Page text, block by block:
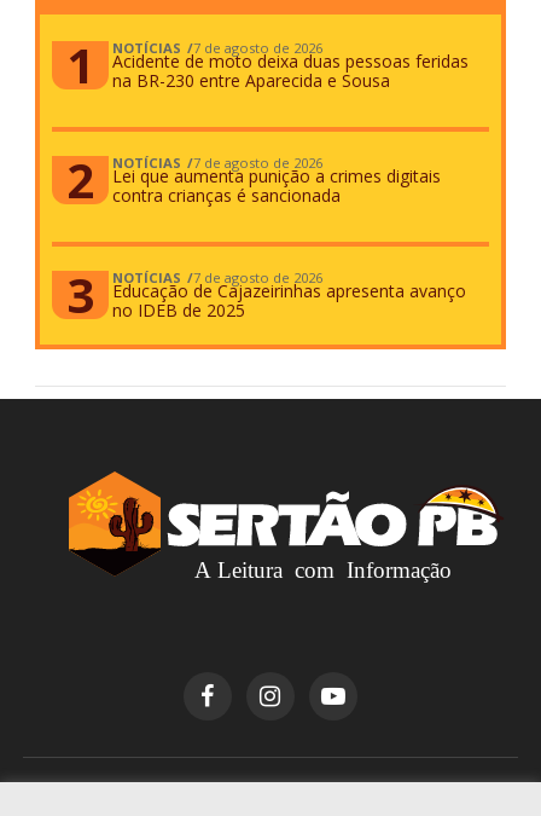
NOTÍCIAS 7 de agosto de 2026
Acidente de moto deixa duas pessoas feridas
na BR-230 entre Aparecida e Sousa
NOTÍCIAS 7 de agosto de 2026
Lei que aumenta punição a crimes digitais
contra crianças é sancionada
NOTÍCIAS 7 de agosto de 2026
Educação de Cajazeirinhas apresenta avanço
no IDEB de 2025